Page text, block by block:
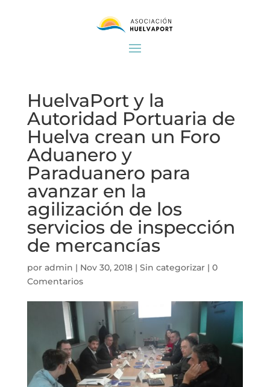
HuelvaPort y la
Autoridad Portuaria de
Huelva crean un Foro
Aduanero y
Paraduanero para
avanzar en la
agilización de los
servicios de inspección
de mercancías
por admin | Nov 30, 2018| Sin categorizar| 0
Comentarios